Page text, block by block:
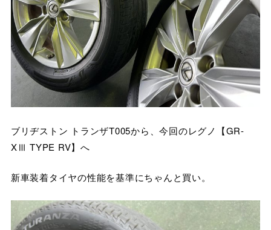
ブリヂストン トランザT005から、今回のレグノ【GR-
XⅢ TYPE RV】へ
新車装着タイヤの性能を基準にちゃんと買い。